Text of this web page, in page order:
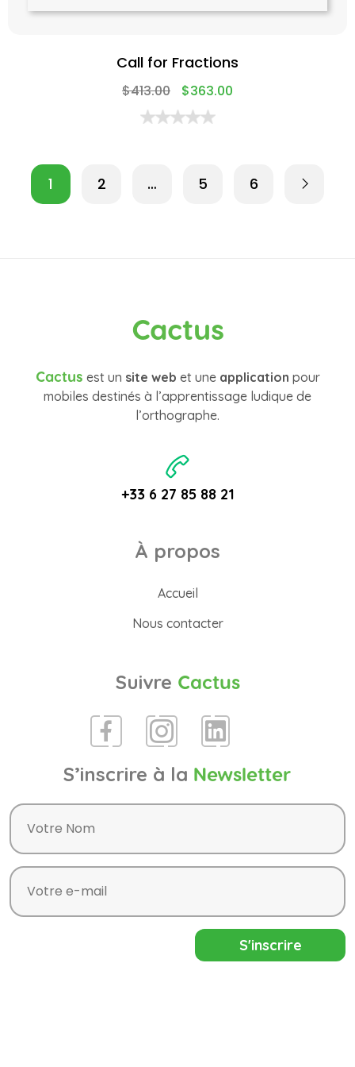
Call for Fractions
$413.00 $363.00
1 2 … 5 6
Cactus
Cactus est un site web et une application pour
mobiles destinés à l’apprentissage ludique de
l’orthographe.
+33 6 27 85 88 21
À propos
Accueil
Nous contacter
Suivre Cactus
S’inscrire à la Newsletter